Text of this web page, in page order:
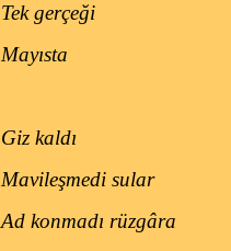
Tek gerçeği
Mayısta
Giz kaldı
Mavileşmedi sular
Ad konmadı rüzgâra